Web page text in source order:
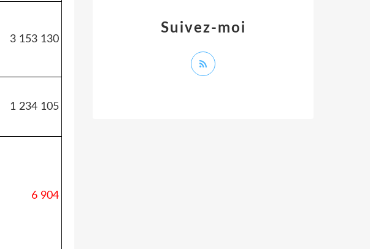
3 153 130
1 234 105
6 904
Suivez-moi